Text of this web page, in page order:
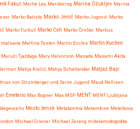
Fakuč Marhe Lea Mariboring Marina Džukljev Marina
Marko Batista Marko Jenič Marko Jugović Marko
Marko Turkuš Marko Čeh Marko Črnčec Markus
Martina Testen Martin Eccles Martin Kuchen
Maruži Tjaždaga Mary Halvorson Masada Masami Akita
Matija Krečič Matija Schellander Matjaž Bajc
von Strumberger und Seine Jugend Maud Nellisen
Emeterio Max Bogner Max MSP MENT MENT Ljubljana
Mesto žensk Metabonma Metamkine Metelkova
Michael Griener Michael Zerang midelamodogodke